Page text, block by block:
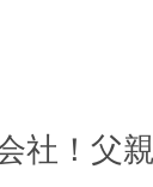
社！父